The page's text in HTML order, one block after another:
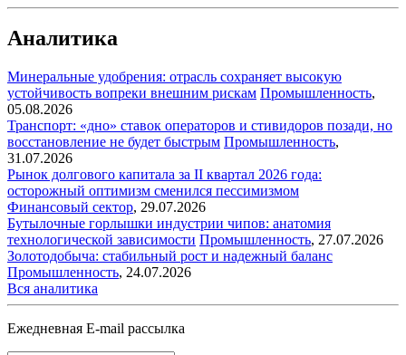
Аналитика
Минеральные удобрения: отрасль сохраняет высокую
устойчивость вопреки внешним рискам Промышленность,
05.08.2026
Транспорт: «дно» ставок операторов и стивидоров позади, но
восстановление не будет быстрым Промышленность,
31.07.2026
Рынок долгового капитала за II квартал 2026 года:
осторожный оптимизм сменился пессимизмом
Финансовый сектор, 29.07.2026
Бутылочные горлышки индустрии чипов: анатомия
технологической зависимости Промышленность, 27.07.2026
Золотодобыча: стабильный рост и надежный баланс
Промышленность, 24.07.2026
Вся аналитика
Ежедневная E-mail рассылка